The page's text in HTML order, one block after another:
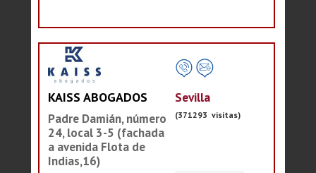
KAISS ABOGADOS
Padre Damián, número
24, local 3-5 (fachada
a avenida Flota de
Indias,16)
Sevilla
(371293 visitas)